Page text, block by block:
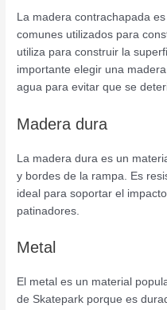
La madera contrachapada
comunes utilizados para
utiliza para construir la
importante elegir una
agua para evitar que se
Madera dura
La madera dura es un
y bordes de la rampa. Es
ideal para soportar el
patinadores.
Metal
El metal es un material
de Skatepark porque es